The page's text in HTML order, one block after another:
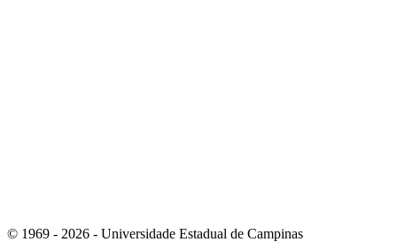
© 1969 - 2026 - Universidade Estadual de Campinas